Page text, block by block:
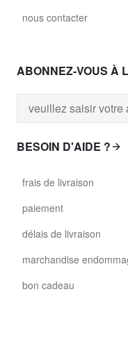
nous contacter
ABONNEZ-VOUS À
BESOIN D'AIDE ?
frais de livraison
paiement
délais de livraison
marchandise
bon cadeau